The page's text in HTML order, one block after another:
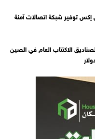
توفير شبكة اتصالات آمنة
الاكتتاب العام في الصين